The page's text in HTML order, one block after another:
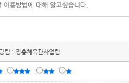
이용방법에 대해 알고싶습니다.
팀 : 장충체육관사업팀